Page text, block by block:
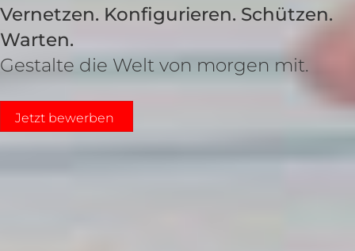
Vernetzen. Konfigurieren. Schützen.
Warten.
Gestalte die Welt von morgen mit.
Jetzt bewerben